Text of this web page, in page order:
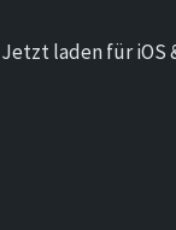
Jetzt laden für iOS